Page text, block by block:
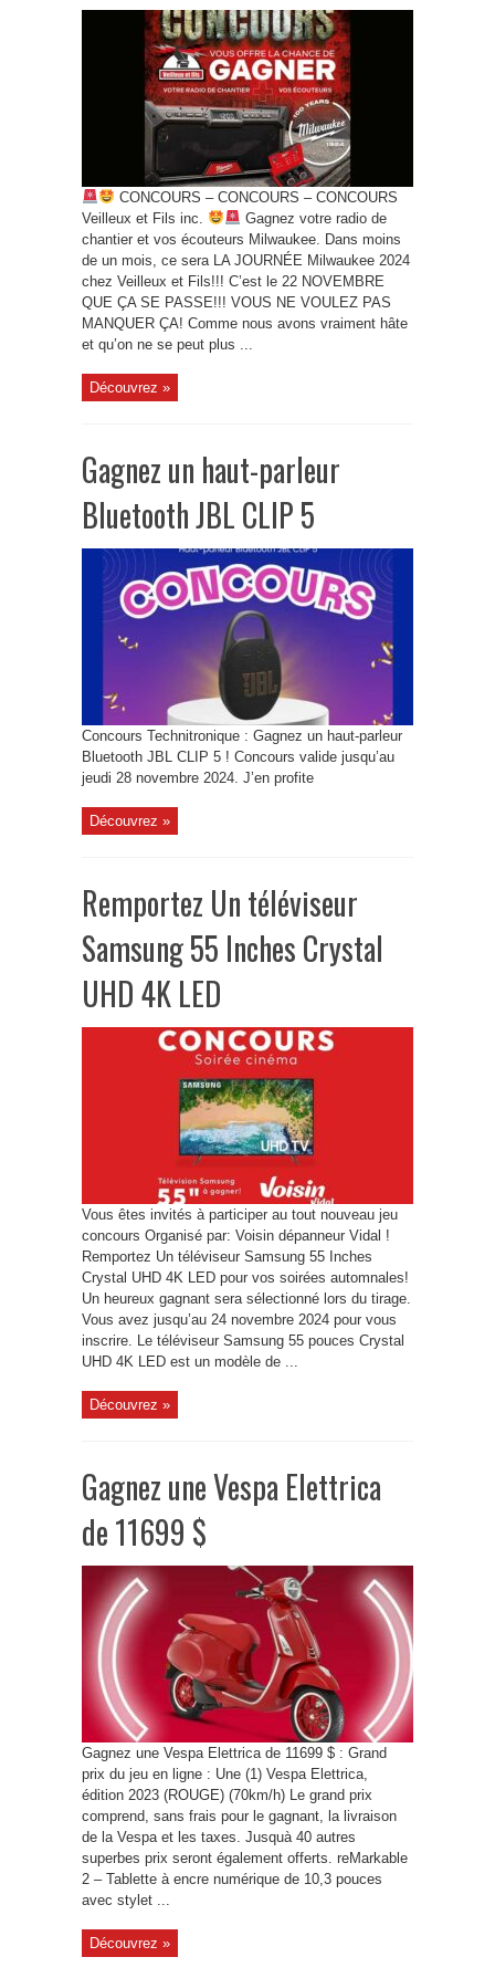
CONCOURS – CONCOURS – CONCOURS
Veilleux et Fils inc.
Gagnez votre radio de
chantier et vos écouteurs Milwaukee. Dans moins
de un mois, ce sera LA JOURNÉE Milwaukee 2024
chez Veilleux et Fils!!! C’est le 22 NOVEMBRE
QUE ÇA SE PASSE!!! VOUS NE VOULEZ PAS
MANQUER ÇA! Comme nous avons vraiment hâte
et qu’on ne se peut plus ...
Découvrez »
Gagnez un haut-parleur
Bluetooth JBL CLIP 5
Concours Technitronique : Gagnez un haut-parleur
Bluetooth JBL CLIP 5 ! Concours valide jusqu’au
jeudi 28 novembre 2024. J’en profite
Découvrez »
Remportez Un téléviseur
Samsung 55 Inches Crystal
UHD 4K LED
Vous êtes invités à participer au tout nouveau jeu
concours Organisé par: Voisin dépanneur Vidal !
Remportez Un téléviseur Samsung 55 Inches
Crystal UHD 4K LED pour vos soirées automnales!
Un heureux gagnant sera sélectionné lors du tirage.
Vous avez jusqu’au 24 novembre 2024 pour vous
inscrire. Le téléviseur Samsung 55 pouces Crystal
UHD 4K LED est un modèle de ...
Découvrez »
Gagnez une Vespa Elettrica
de 11699 $
Gagnez une Vespa Elettrica de 11699 $ : Grand
prix du jeu en ligne : Une (1) Vespa Elettrica,
édition 2023 (ROUGE) (70km/h) Le grand prix
comprend, sans frais pour le gagnant, la livraison
de la Vespa et les taxes. Jusquà 40 autres
superbes prix seront également offerts. reMarkable
2 ‒ Tablette à encre numérique de 10,3 pouces
avec stylet ...
Découvrez »